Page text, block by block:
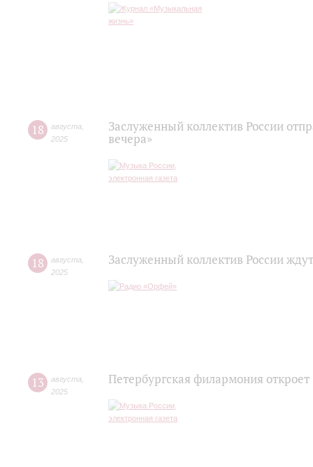
18 августа
2025
Заслуженный коллектив России
вечера»
18 августа
2025
Заслуженный коллектив России
13 августа
2025
Петербургская филармония